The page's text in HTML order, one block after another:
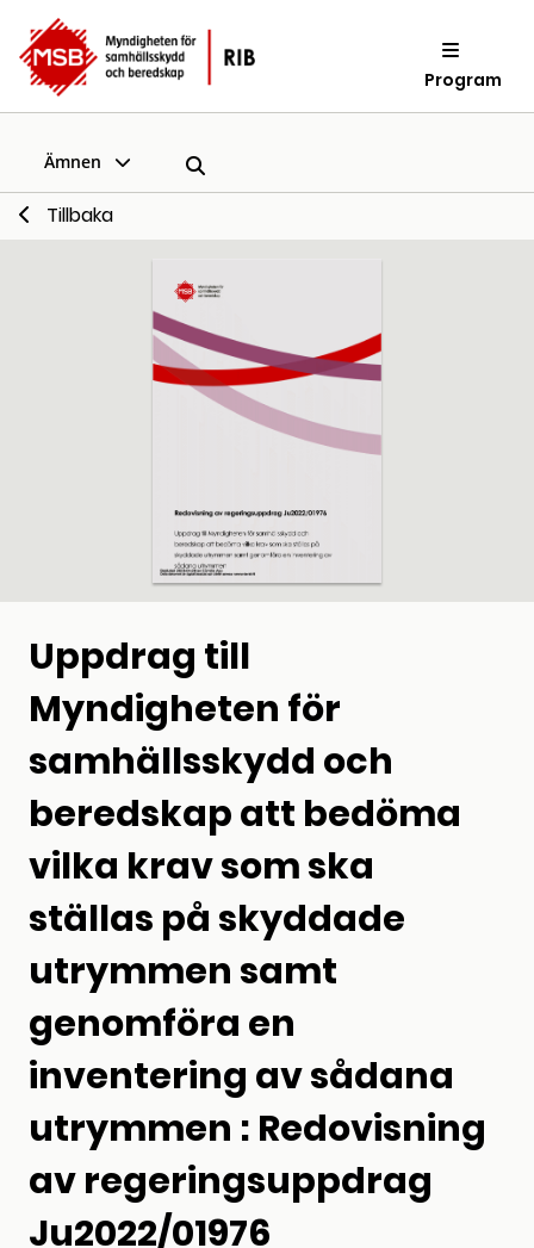
Program
Ämnen
Tillbaka
Uppdrag till
Myndigheten för
samhällsskydd och
beredskap att bedöma
vilka krav som ska
ställas på skyddade
utrymmen samt
genomföra en
inventering av sådana
utrymmen : Redovisning
av regeringsuppdrag
Ju2022/01976